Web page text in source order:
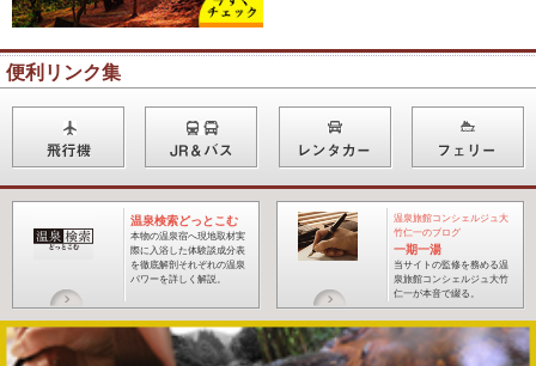
便利リンク集
温泉検索どっとこむ
本物の温泉宿へ現地取材実
際に入浴した体験談成分表
を徹底解剖それぞれの温泉
パワーを詳しく解説。
温泉旅館コンシェルジュ大
竹仁一のブログ
一期一湯
当サイトの監修を務める温
泉旅館コンシェルジュ大竹
仁一が本音で綴る 。